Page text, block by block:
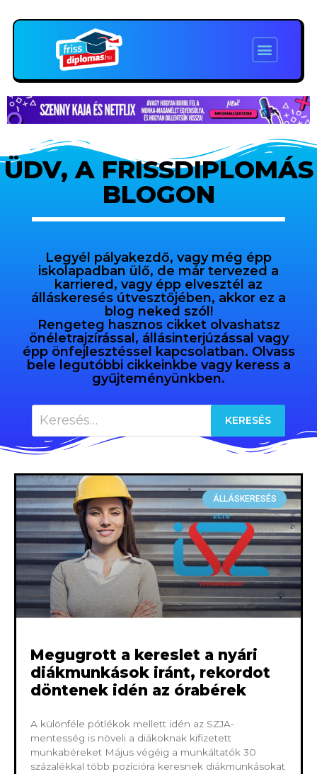
ÜDV, A FRISSDIPLOMÁS
BLOGON
Legyél pályakezdő, vagy még épp
iskolapadban ülő, de már tervezed a
karriered, vagy épp elvesztél az
álláskeresés útvesztőjében, akkor ez a
blog neked szól!
Rengeteg hasznos cikket olvashatsz
önéletrajzírással, állásinterjúzással vagy
épp önfejlesztéssel kapcsolatban. Olvass
bele legutóbbi cikkeinkbe vagy keress a
gyűjteményünkben.
ÁLLÁSKERESÉS
Megugrott a kereslet a nyári
diákmunkások iránt, rekordot
döntenek idén az órabérek
A különféle pótlékok mellett idén az SZJA-
mentesség is növeli a diákoknak kifizetett
munkabéreket Május végéig a munkáltatók 30
százalékkal több pozícióra keresnek diákmunkásokat